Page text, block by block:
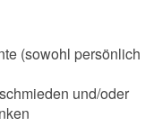
(sowohl persönlich
und/oder